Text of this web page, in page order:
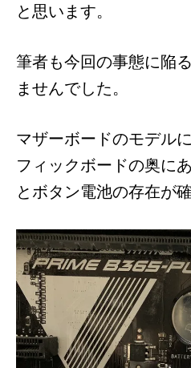
と思います。
筆者も今回の事態に陥
ませんでした。
マザーボードのモデル
フィックボードの奥に
とボタン電池の存在が